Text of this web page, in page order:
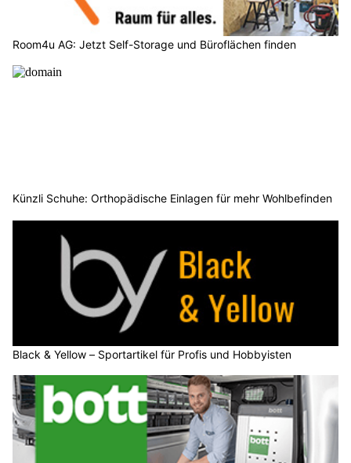
Room4u AG: Jetzt Self-Storage und Büroflächen finden
Künzli Schuhe: Orthopädische Einlagen für mehr Wohlbefinden
Black & Yellow – Sportartikel für Profis und Hobbyisten